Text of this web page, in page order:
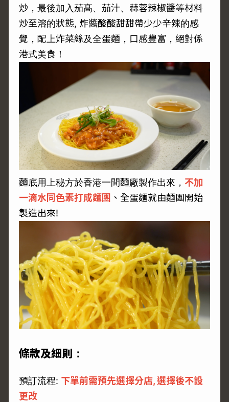
炒，最後加入茄髙、茄汁、蒜蓉辣椒醬等材料
炒至溶的狀態, 炸醬酸酸甜甜帶少少辛辣的感
覺，配上炸菜絲及全蛋麵，口感豐富，絕對係
港式美食！
麵底用上秘方於香港一間麵廠製作出來， 不加
一滴水同色素打成麵團 、全蛋麵就由麵團開始
製造出來!
條款及細則：
預訂流程: 下單前需預先選擇分店, 選擇後不設
更改